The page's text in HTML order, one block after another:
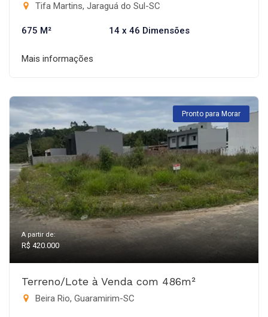
Tifa Martins, Jaraguá do Sul-SC
675 M² 14 x 46 Dimensões
Mais informações
Pronto para Morar
A partir de:
R$ 420.000
Terreno/Lote à Venda com 486m²
Beira Rio, Guaramirim-SC